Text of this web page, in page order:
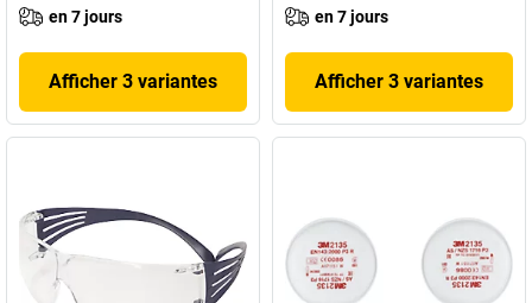
en 7 jours
Afficher 3 variantes
en 7 jours
Afficher 3 variantes